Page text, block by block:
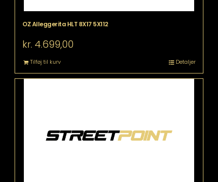
OZ Alleggerita HLT 8X17 5X112
kr. 4.699,00
Tilføj til kurv Detaljer